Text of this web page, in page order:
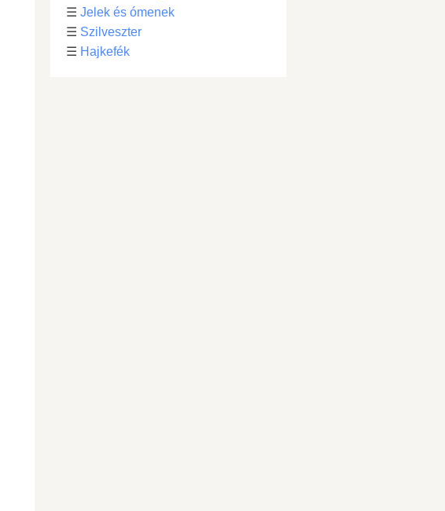
☰ Jelek és ómenek
☰ Szilveszter
☰ Hajkefék